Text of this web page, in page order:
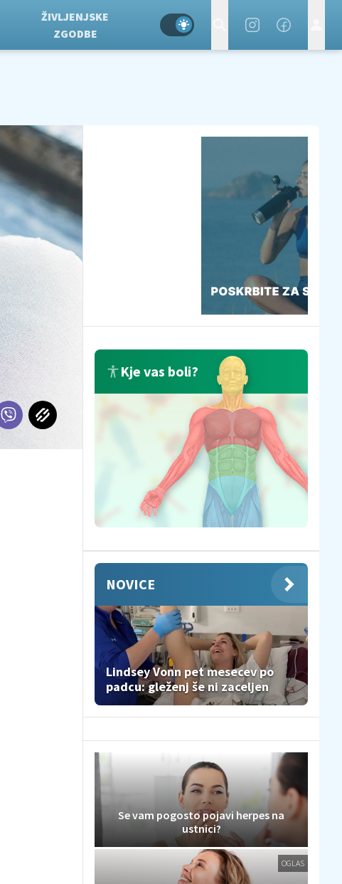
ŽIVLJENJSKE
ZGODBE
Kje vas boli?
NOVICE
Lindsey Vonn pet mesecev po
padcu: gleženj še ni zaceljen
Se vam pogosto pojavi herpes na
ustnici?
OGLAS